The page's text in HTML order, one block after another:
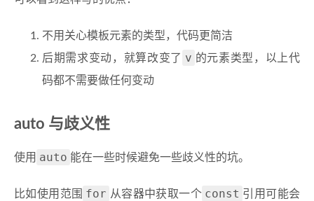
不用关心模板元素的类型，代码更简洁
后期需求变动，就算改变了 v 的元素类型，以上代
码都不需要做任何变动
auto 与歧义性
使用 auto 能在一些时候避免一些歧义性的坑。
比如使用范围 for 从容器中获取一个 const 引用可能会